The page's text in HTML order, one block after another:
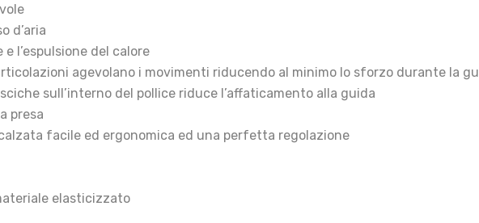
d’aria
l’espulsione del calore
agevolano i movimenti riducendo al minimo lo sforzo durante la
sull’interno del pollice riduce l’affaticamento alla guida
presa
facile ed ergonomica ed una perfetta regolazione
elasticizzato